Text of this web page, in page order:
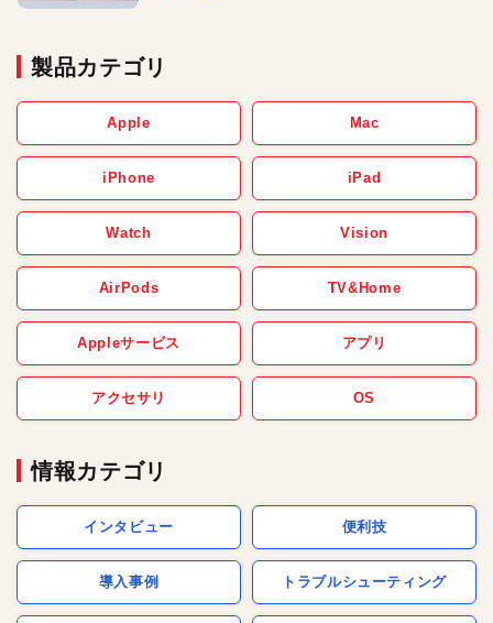
製品カテゴリ
Apple Mac
iPhone iPad
Watch Vision
AirPods TV&Home
Appleサービス アプリ
アクセサリ OS
情報カテゴリ
インタビュー 便利技
導入事例 トラブルシューティング